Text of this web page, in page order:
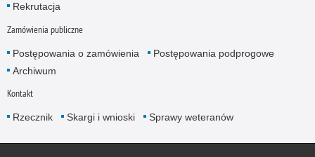
Rekrutacja
Zamówienia publiczne
Postępowania o zamówienia
Postępowania podprogowe
Archiwum
Kontakt
Rzecznik Skargi i wnioski Sprawy weteranów